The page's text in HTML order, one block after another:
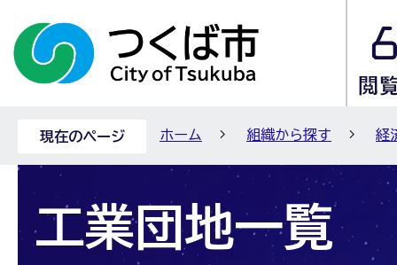
現在のページ ホーム 組織から探す 経
工業団地一覧